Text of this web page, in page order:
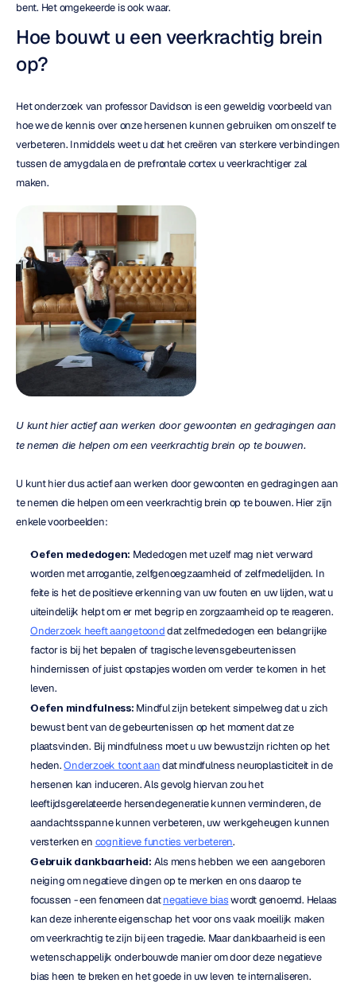
bent. Het omgekeerde is ook waar.
Hoe bouwt u een veerkrachtig brein
op?
Het onderzoek van professor Davidson is een geweldig voorbeeld van
hoe we de kennis over onze hersenen kunnen gebruiken om onszelf te
verbeteren. Inmiddels weet u dat het creëren van sterkere verbindingen
tussen de amygdala en de prefrontale cortex u veerkrachtiger zal
maken.
U kunt hier actief aan werken door gewoonten en gedragingen aan
te nemen die helpen om een veerkrachtig brein op te bouwen.
U kunt hier dus actief aan werken door gewoonten en gedragingen aan
te nemen die helpen om een veerkrachtig brein op te bouwen. Hier zijn
enkele voorbeelden:
Oefen mededogen: Mededogen met uzelf mag niet verward
worden met arrogantie, zelfgenoegzaamheid of zelfmedelijden. In
feite is het de positieve erkenning van uw fouten en uw lijden, wat u
Onderzoek heeft aangetoond dat zelfmededogen een belangrijke
factor is bij het bepalen of tragische levensgebeurtenissen
hindernissen of juist opstapjes worden om verder te komen in het
leven.
Oefen mindfulness: Mindful zijn betekent simpelweg dat u zich
bewust bent van de gebeurtenissen op het moment dat ze
plaatsvinden. Bij mindfulness moet u uw bewustzijn richten op het
heden. Onderzoek toont aan dat mindfulness neuroplasticiteit in de
hersenen kan induceren. Als gevolg hiervan zou het
leeftijdsgerelateerde hersendegeneratie kunnen verminderen, de
aandachtsspanne kunnen verbeteren, uw werkgeheugen kunnen
versterken en cognitieve functies verbeteren.
Gebruik dankbaarheid: Als mens hebben we een aangeboren
neiging om negatieve dingen op te merken en ons daarop te
focussen - een fenomeen dat negatieve bias wordt genoemd. Helaas
kan deze inherente eigenschap het voor ons vaak moeilijk maken
om veerkrachtig te zijn bij een tragedie. Maar dankbaarheid is een
wetenschappelijk onderbouwde manier om door deze negatieve